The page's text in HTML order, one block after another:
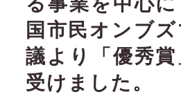
国市民オンブ
議より「優秀
受けました。